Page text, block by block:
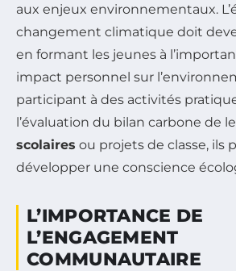
aux enjeux environnementaux.
changement climatique doit
en formant les jeunes à
impact personnel sur
participant à des activités
l’évaluation du bilan carbone de
scolaires ou projets de classe, ils
développer une conscience
L’IMPORTANCE DE
L’ENGAGEMENT
COMMUNAUTAIRE